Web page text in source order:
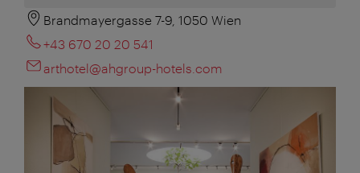
Brandmayergasse 7-9, 1050 Wien
+43 670 20 20 541
arthotel@ahgroup-hotels.com